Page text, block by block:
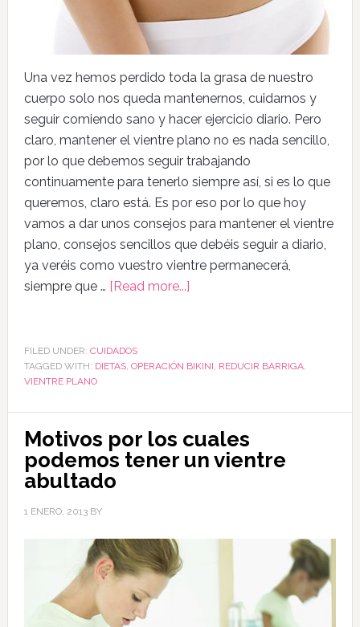
Una vez hemos perdido toda la grasa de nuestro
cuerpo solo nos queda mantenernos, cuidarnos y
seguir comiendo sano y hacer ejercicio diario. Pero
claro, mantener el vientre plano no es nada sencillo,
por lo que debemos seguir trabajando
continuamente para tenerlo siempre así, si es lo que
queremos, claro está. Es por eso por lo que hoy
vamos a dar unos consejos para mantener el vientre
plano, consejos sencillos que debéis seguir a diario,
ya veréis como vuestro vientre permanecerá,
siempre que … [Read more...]
FILED UNDER: CUIDADOS
TAGGED WITH: DIETAS, OPERACIÓN BIKINI REDUCIR BARRIGA,
VIENTRE PLANO
Motivos por los cuales
podemos tener un vientre
abultado
1 ENERO, 2013BY